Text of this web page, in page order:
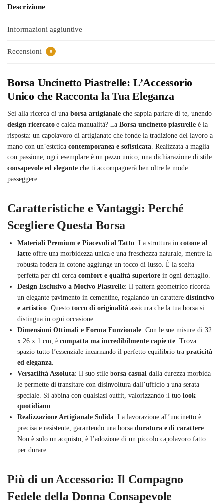
Descrizione
Informazioni aggiuntive
Recensioni 0
Borsa Uncinetto Piastrelle: L’Accessorio
Unico che Racconta la Tua Eleganza
Sei alla ricerca di una borsa artigianale che sappia parlare di te, unendo
design ricercato e calda manualità? La Borsa uncinetto piastrelle è la
risposta: un capolavoro di artigianato che fonde la tradizione del lavoro a
mano con un’estetica contemporanea e sofisticata . Realizzata a maglia
con passione, ogni esemplare è un pezzo unico, una dichiarazione di stile
consapevole ed elegante che ti accompagnerà ben oltre le mode
passeggere.
Caratteristiche e Vantaggi: Perché
Scegliere Questa Borsa
Materiali Premium e Piacevoli al Tatto: La struttura in cotone al
latte offre una morbidezza unica e una freschezza naturale, mentre la
robusta fodera in cotone aggiunge un tocco di lusso. È la scelta
perfetta per chi cerca comfort e qualità superiore in ogni dettaglio.
Design Esclusivo a Motivo Piastrelle: Il pattern geometrico ricorda
un elegante pavimento in cementine, regalando un carattere distintivo
e artistico . Questo tocco di originalità assicura che la tua borsa si
distingua in ogni occasione.
Dimensioni Ottimali e Forma Funzionale: Con le sue misure di 32
x 26 x 1 cm, è compatta ma incredibilmente capiente . Trova
spazio tutto l’essenziale incarnando il perfetto equilibrio tra praticità
ed eleganza
Versatilità Assoluta: Il suo stile borsa casual dalla durezza morbida
le permette di transitare con disinvoltura dall’ufficio a una serata
speciale. Si abbina con qualsiasi outfit, valorizzando il tuo look
quotidiano
Realizzazione Artigianale Solida: La lavorazione all’uncinetto è
precisa e resistente, garantendo una borsa duratura e di carattere
Non è solo un acquisto, è l’adozione di un piccolo capolavoro fatto
per durare.
Più di un Accessorio: Il Compagno
Fedele della Donna Consapevole